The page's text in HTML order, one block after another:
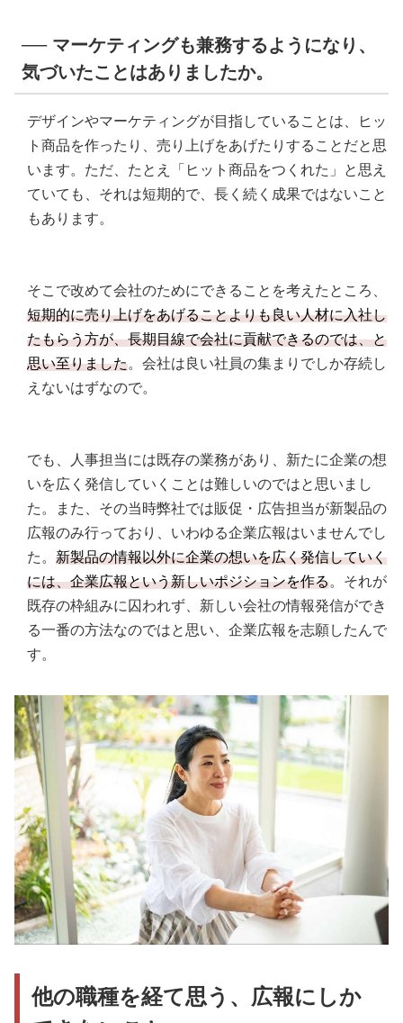
── マーケティングも兼務するようになり、
気づいたことはありましたか。
デザインやマーケティングが目指していることは、ヒッ
ト商品を作ったり、売り上げをあげたりすることだと思
います。ただ、たとえ「ヒット商品をつくれた」と思え
ていても、それは短期的で、長く続く成果ではないこと
もあります。
そこで改めて会社のためにできることを考えたところ、
短期的に売り上げをあげることよりも良い人材に入社し
たもらう方が、長期目線で会社に貢献できるのでは、と
思い至りました。会社は良い社員の集まりでしか存続し
えないはずなので。
でも、人事担当には既存の業務があり、新たに企業の想
いを広く発信していくことは難しいのではと思いまし
た。また、その当時弊社では販促・広告担当が新製品の
広報のみ行っており、いわゆる企業広報はいませんでし
た。 新製品の情報以外に企業の想いを広く発信していく
には、企業広報という新しいポジションを作る。それが
既存の枠組みに囚われず、新しい会社の情報発信ができ
る一番の方法なのではと思い、企業広報を志願したんで
す。
他の職種を経て思う、広報にしか